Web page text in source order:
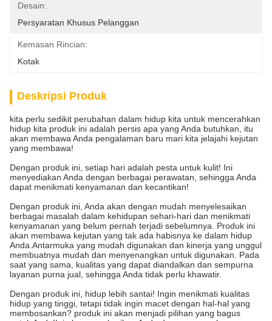
Desain:
Persyaratan Khusus Pelanggan
Kemasan Rincian:
Kotak
Deskripsi Produk
kita perlu sedikit perubahan dalam hidup kita untuk mencerahkan
hidup kita produk ini adalah persis apa yang Anda butuhkan, itu
akan membawa Anda pengalaman baru mari kita jelajahi kejutan
yang membawa!
Dengan produk ini, setiap hari adalah pesta untuk kulit! Ini
menyediakan Anda dengan berbagai perawatan, sehingga Anda
dapat menikmati kenyamanan dan kecantikan!
Dengan produk ini, Anda akan dengan mudah menyelesaikan
berbagai masalah dalam kehidupan sehari-hari dan menikmati
kenyamanan yang belum pernah terjadi sebelumnya. Produk ini
akan membawa kejutan yang tak ada habisnya ke dalam hidup
Anda.Antarmuka yang mudah digunakan dan kinerja yang unggul
membuatnya mudah dan menyenangkan untuk digunakan. Pada
saat yang sama, kualitas yang dapat diandalkan dan sempurna
layanan purna jual, sehingga Anda tidak perlu khawatir.
Dengan produk ini, hidup lebih santai! Ingin menikmati kualitas
hidup yang tinggi, tetapi tidak ingin macet dengan hal-hal yang
membosankan? produk ini akan menjadi pilihan yang bagus